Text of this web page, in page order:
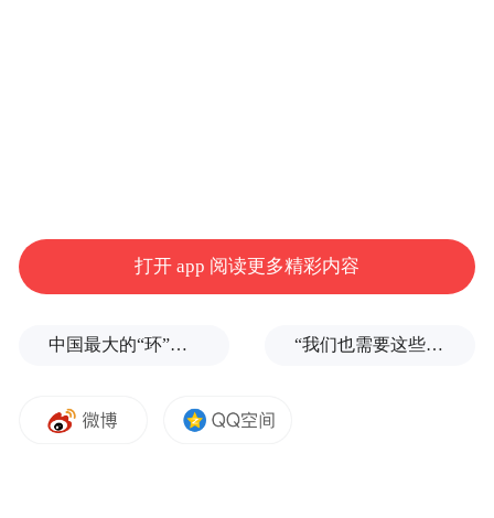
打开 app 阅读更多精彩内容
中国最大的“环”，要来了 “我们也需要这些导弹啊”，特朗普公开拒绝泽连斯基！